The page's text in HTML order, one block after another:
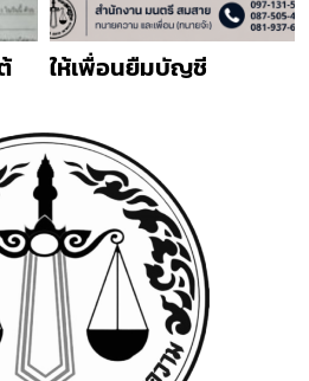
ให้เพื่อนยืมบัญชี